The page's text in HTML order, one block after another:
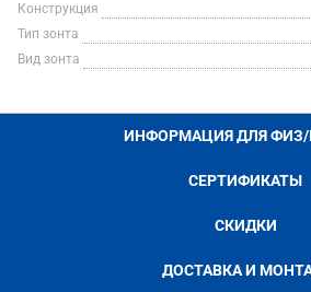
Конструкция
Тип зонта
Вид зонта
ИНФОРМАЦИЯ ДЛЯ
СЕРТИФИКАТЫ
СКИДКИ
ДОСТАВКА И